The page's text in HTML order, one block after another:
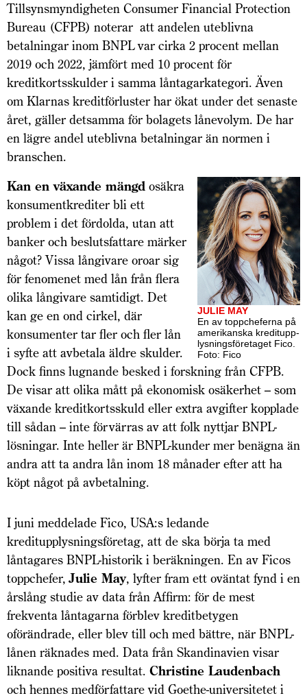
Tillsynsmyndigheten Consumer Financial Protection
Bureau (CFPB) noterar att andelen uteblivna
betalningar inom BNPL var cirka 2 procent mellan
2019 och 2022, jämfört med 10 procent för
kreditkortsskulder i samma låntagarkategori. Även
om Klarnas kreditförluster har ökat under det senaste
året, gäller detsamma för bolagets lånevolym. De har
en lägre andel uteblivna betalningar än normen i
branschen.
JULIE MAY
En av topp­cheferna på
ameri­kanska kreditupp­
lys­nings­­företaget Fico.
Foto: Fico
Kan en växande mängd osäkra
konsumentkrediter bli ett
problem i det fördolda, utan att
banker och beslutsfattare märker
något? Vissa långivare oroar sig
för fenomenet med lån från flera
olika långivare samtidigt. Det
kan ge en ond cirkel, där
konsumenter tar fler och fler lån
i syfte att avbetala äldre skulder.
Dock finns lugnande besked i forskning från CFPB.
De visar att olika mått på ekonomisk osäkerhet – som
växande kreditkortsskuld eller extra avgifter kopplade
till sådan – inte förvärras av att folk nyttjar BNPL-
lösningar. Inte heller är BNPL-kunder mer benägna än
andra att ta andra lån inom 18 månader efter att ha
köpt något på avbetalning.
I juni meddelade Fico, USA:s ledande
kreditupplysningsföretag, att de ska börja ta med
låntagares BNPL-historik i beräkningen. En av Ficos
toppchefer,Julie May, lyfter fram ett oväntat fynd i en
årslång studie av data från Affirm: för de mest
frekventa låntagarna förblev kreditbetygen
oförändrade, eller blev till och med bättre, när BNPL-
lånen räknades med. Data från Skandinavien visar
liknande positiva resultat. Christine Laudenbach
och hennes medförfattare vid Goethe-universitetet i